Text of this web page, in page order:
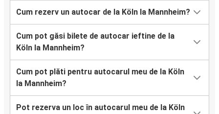
Cum rezerv un autocar de la Köln la Mannheim?
Cum pot găsi bilete de autocar ieftine de la
Köln la Mannheim?
Cum pot plăti pentru autocarul meu de la Köln
la Mannheim?
Pot rezerva un loc în autocarul meu de la Köln